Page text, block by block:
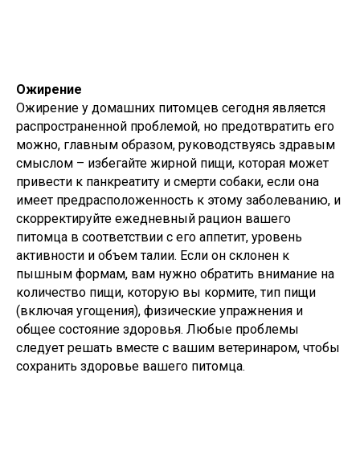
Ожирение
Ожирение у домашних питомцев сегодня является
распространенной проблемой, но предотвратить его
можно, главным образом, руководствуясь здравым
смыслом – избегайте жирной пищи, которая может
привести к панкреатиту и смерти собаки, если она
имеет предрасположенность к этому заболеванию, и
скорректируйте ежедневный рацион вашего
питомца в соответствии с его аппетит, уровень
активности и объем талии. Если он склонен к
пышным формам, вам нужно обратить внимание на
количество пищи, которую вы кормите, тип пищи
(включая угощения), физические упражнения и
общее состояние здоровья. Любые проблемы
следует решать вместе с вашим ветеринаром, чтобы
сохранить здоровье вашего питомца.